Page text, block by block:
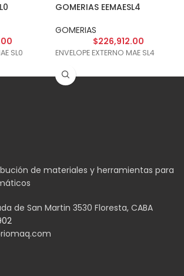
SL0
GOMERIAS EEMAESL4
GOMERIAS
$226,912.00
ENVELOPE EXTERNO MAE SL4
de materiales y herramientas para
de San Martin 3530 Floresta, CABA